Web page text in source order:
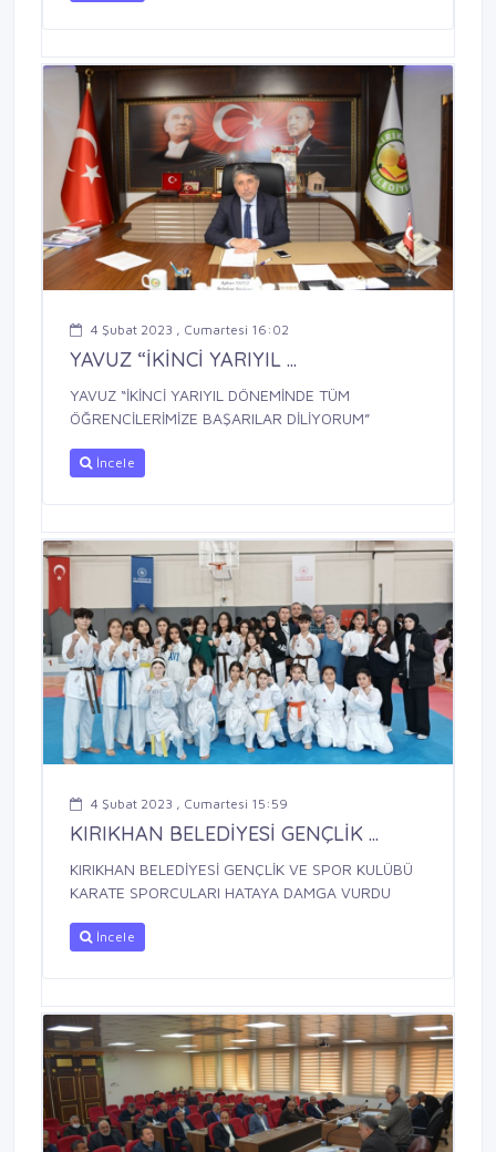
4 Şubat 2023 , Cumartesi 16:02
YAVUZ “İKİNCİ YARIYIL ...
YAVUZ “İKİNCİ YARIYIL DÖNEMİNDE TÜM
ÖĞRENCİLERİMİZE BAŞARILAR DİLİYORUM”
İncele
4 Şubat 2023 , Cumartesi 15:59
KIRIKHAN BELEDİYESİ GENÇLİK ...
KIRIKHAN BELEDİYESİ GENÇLİK VE SPOR KULÜBÜ
KARATE SPORCULARI HATAYA DAMGA VURDU
İncele